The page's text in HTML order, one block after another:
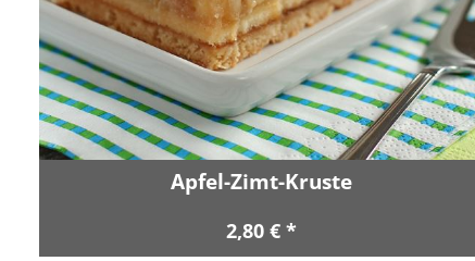
Apfel-Zimt-Kruste
2,80 € *